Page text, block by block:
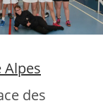
Alpes
des